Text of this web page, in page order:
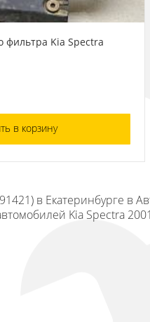
фильтра Kia Spectra
в корзину
в Екатеринбурге в
Kia Spectra